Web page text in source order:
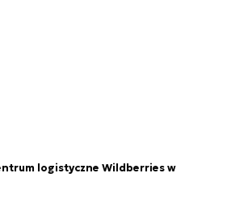
logistyczne Wildberries w